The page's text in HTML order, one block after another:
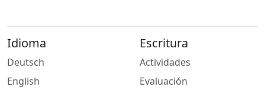
Idioma
Deutsch
English
Escritura
Actividades
Evaluación